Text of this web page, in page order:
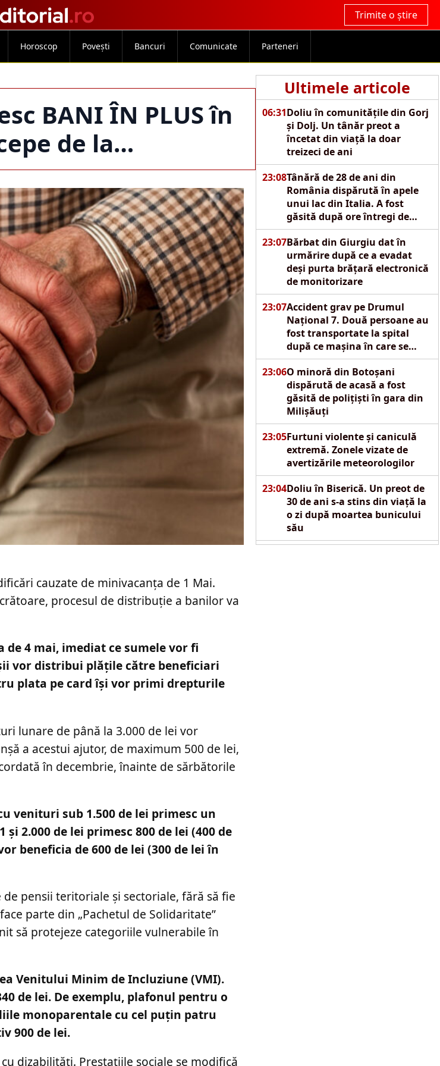
Trimite o știre
Horoscop Povești Bancuri Comunicate Parteneri
BANI ÎN PLUS în
de la…
Ultimele articole
06:31Doliu în comunitățile din Gorj
și Dolj. Un tânăr preot a
încetat din viață la doar
treizeci de ani
23:08Tânără de 28 de ani din
România dispărută în apele
unui lac din Italia. A fost
găsită după ore întregi de
căutări
23:07Bărbat din Giurgiu dat în
urmărire după ce a evadat
deși purta brățară electronică
de monitorizare
23:07Accident grav pe Drumul
Național 7. Două persoane au
fost transportate la spital
după ce mașina în care se
aflau s-a izbit de un pod
23:06O minoră din Botoșani
dispărută de acasă a fost
găsită de polițiști în gara din
Milișăuți
23:05Furtuni violente și caniculă
extremă. Zonele vizate de
avertizările meteorologilor
23:04Doliu în Biserică. Un preot de
30 de ani s-a stins din viață la
o zi după moartea bunicului
său
cauzate de minivacanța de 1 Mai.
procesul de distribuție a banilor va
4 mai, imediat ce sumele vor fi
vor distribui plățile către beneficiari
plata pe card își vor primi drepturile
lunare de până la 3.000 de lei vor
a acestui ajutor, de maximum 500 de lei,
în decembrie, înainte de sărbătorile
venituri sub 1.500 de lei primesc un
2.000 de lei primesc 800 de lei (400 de
beneficia de 600 de lei (300 de lei în
pensii teritoriale și sectoriale, fără să fie
parte din „Pachetul de Solidaritate”
să protejeze categoriile vulnerabile în
Venitului Minim de Incluziune (VMI).
de lei. De exemplu, plafonul pentru o
monoparentale cu cel puțin patru
900 de lei.
dizabilități. Prestațiile sociale se modifică